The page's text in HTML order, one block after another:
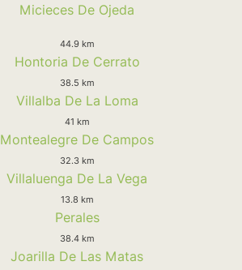
Micieces De Ojeda
44.9 km
Hontoria De Cerrato
38.5 km
Villalba De La Loma
41 km
Montealegre De Campos
32.3 km
Villaluenga De La Vega
13.8 km
Perales
38.4 km
Joarilla De Las Matas